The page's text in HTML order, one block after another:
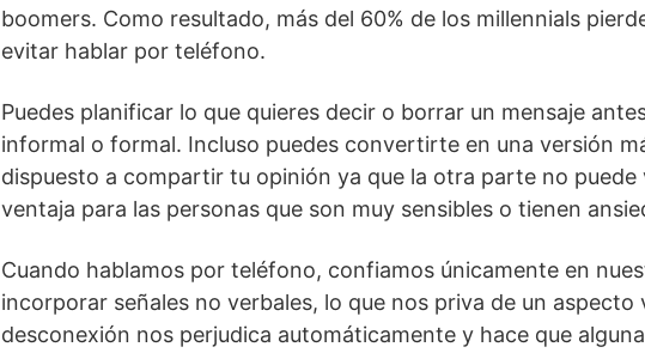
boomers. Como resultado, más del 60% de los millennials
evitar hablar por teléfono.
Puedes planificar lo que quieres decir o borrar un mensaje
informal o formal. Incluso puedes convertirte en una versión
dispuesto a compartir tu opinión ya que la otra parte no puede
ventaja para las personas que son muy sensibles o tienen
Cuando hablamos por teléfono, confiamos únicamente en
incorporar señales no verbales, lo que nos priva de un aspecto
desconexión nos perjudica automáticamente y hace que